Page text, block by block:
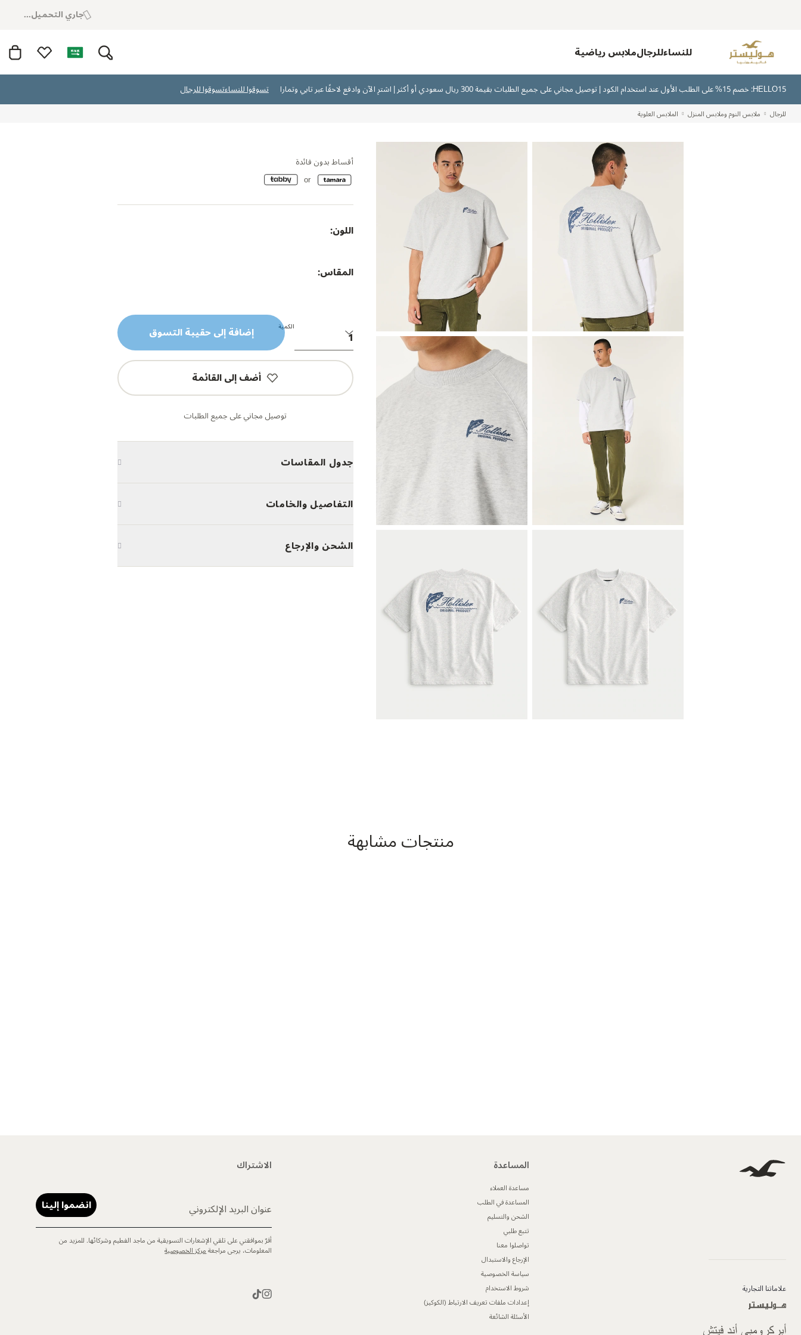
جاري التحميل...
للنساءللرجالملابس رياضية
HELLO15: خصم 15% على الطلب الأول عند استخدام الكود | توصيل مجاني على جميع الطلبات بقيمة 300 ريال سعودي أو أكثر | اشترِ الآن وادفع لاحقًا عبر تابي وتمارا تسوقوا للنساءتسوقوا للرجال
للرجال ملابس النوم وملابس المنزل الملابس العلوية
أقساط بدون فائدة
اللون:
المقاس:
الكمية إضافة إلى حقيبة التسوق
أضف إلى القائمة
توصيل مجاني على جميع الطلبات
جدول المقاسات
التفاصيل والخامات
الشحن والإرجاع
منتجات مشابهة
علاماتنا التجارية
المساعدة
مساعدة العملاء
المساعدة في الطلب
الشحن والتسليم
تتبع طلبي
تواصلوا معنا
الإرجاع والاستبدال
سياسة الخصوصية
شروط الاستخدام
إعدادات ملفات تعريف الارتباط (الكوكيز)
الأسئلة الشائعة
الاشتراك
عنوان البريد الإلكتروني انضموا إلينا
أقرّ بموافقتي على تلقي الإشعارات التسويقية من ماجد الفطيم وشركائها. للمزيد من
المعلومات، يرجى مراجعةمركز الخصوصية